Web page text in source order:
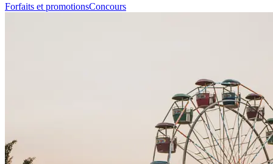
Forfaits et promotionsConcours